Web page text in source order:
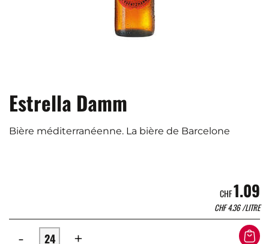
Estrella Damm
Bière méditerranéenne. La bière de Barcelone
CHF1.09
CHF4.36/LITRE
- +